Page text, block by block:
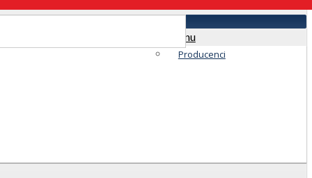
Menu
Producenci